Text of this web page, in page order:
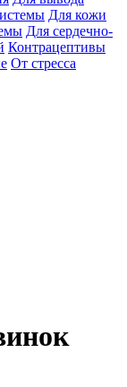
Для кожи
Для сердечно-
Контрацептивы
От стресса